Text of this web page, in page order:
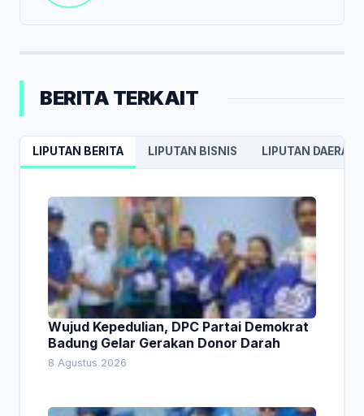
BERITA TERKAIT
LIPUTAN BERITA LIPUTAN BISNIS LIPUTAN DAERAH
Wujud Kepedulian, DPC Partai Demokrat
Badung Gelar Gerakan Donor Darah
8 Agustus 2026